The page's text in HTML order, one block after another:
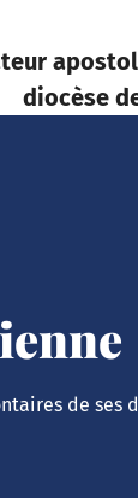
diocèse
de ses